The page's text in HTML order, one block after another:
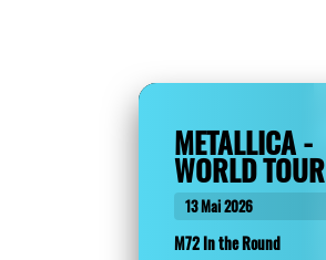
METALLICA -
WORLD TOUR
13 Mai 2026
M72 In the Round